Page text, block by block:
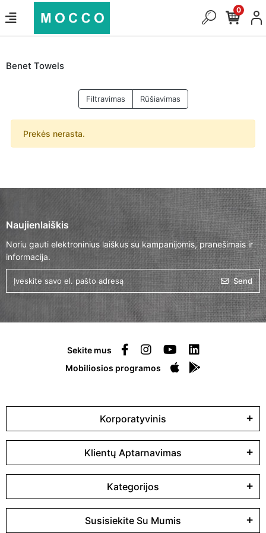
0
Benet Towels
Filtravimas Rūšiavimas
Prekės nerasta.
Naujienlaiškis
Noriu gauti elektroninius laiškus su kampanijomis, pranešimais ir
informacija.
Send
Sekite mus
Mobiliosios programos
Korporatyvinis
Klientų Aptarnavimas
Kategorijos
Susisiekite Su Mumis